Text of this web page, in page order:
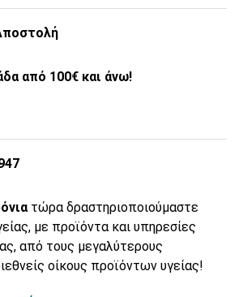
από 100€ και άνω!
τώρα δραστηριοποιούμαστε
με προϊόντα και υπηρεσίες
από τους μεγαλύτερους
οίκους προϊόντων υγείας!